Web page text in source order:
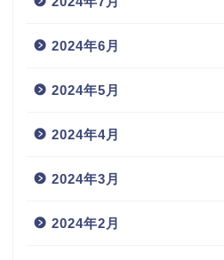
2024年6月
2024年5月
2024年4月
2024年3月
2024年2月